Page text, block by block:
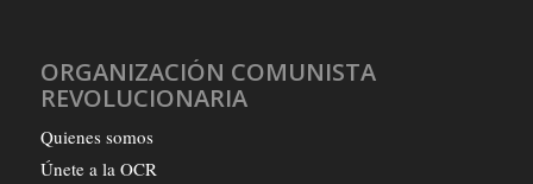
ORGANIZACIÓN COMUNISTA
REVOLUCIONARIA
Quienes somos
Únete a la OCR